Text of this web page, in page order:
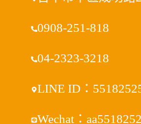
0908-251-818
04-2323-3218
LINE ID：
Wechat：